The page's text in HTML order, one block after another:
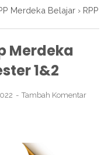
Merdeka Belajar › RPP
Merdeka
1&2
Tambah Komentar